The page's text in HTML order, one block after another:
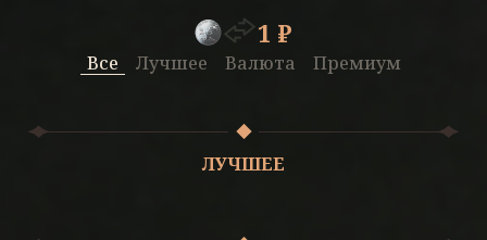
1 ₽
Все Лучшее Валюта Премиум
ЛУЧШЕЕ